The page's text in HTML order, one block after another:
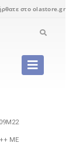
στο olastore.gr
ΜΕ